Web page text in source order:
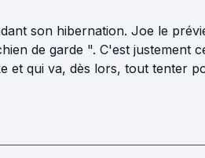
son hibernation. Joe le
de garde ". C'est justement
et qui va, dès lors, tout tenter